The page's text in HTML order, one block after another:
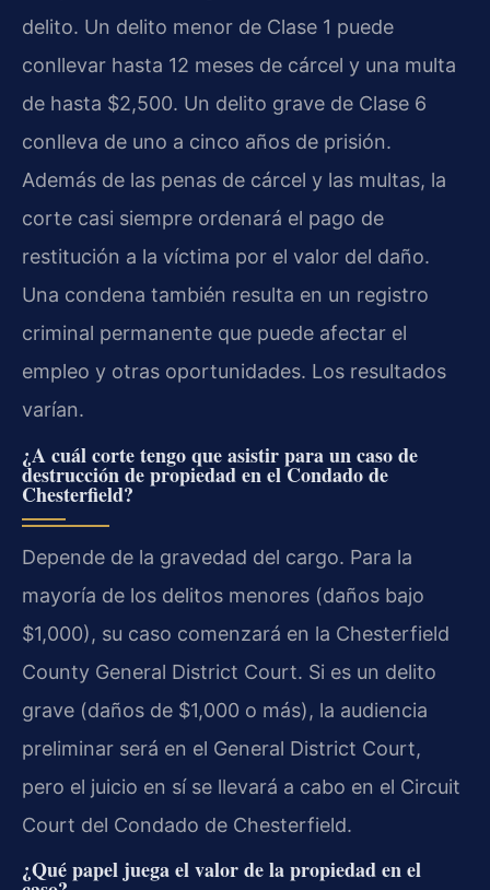
delito. Un delito menor de Clase 1 puede
conllevar hasta 12 meses de cárcel y una multa
de hasta $2,500. Un delito grave de Clase 6
conlleva de uno a cinco años de prisión.
Además de las penas de cárcel y las multas, la
corte casi siempre ordenará el pago de
restitución a la víctima por el valor del daño.
Una condena también resulta en un registro
criminal permanente que puede afectar el
empleo y otras oportunidades. Los resultados
varían.
¿A cuál corte tengo que asistir para un caso de
destrucción de propiedad en el Condado de
Chesterfield?
Depende de la gravedad del cargo. Para la
mayoría de los delitos menores (daños bajo
$1,000), su caso comenzará en la Chesterfield
County General District Court. Si es un delito
grave (daños de $1,000 o más), la audiencia
preliminar será en el General District Court,
pero el juicio en sí se llevará a cabo en el Circuit
Court del Condado de Chesterfield.
¿Qué papel juega el valor de la propiedad en el